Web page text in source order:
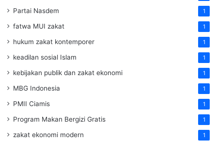
Partai Nasdem 1
fatwa MUI zakat 1
hukum zakat kontemporer 1
keadilan sosial Islam 1
kebijakan publik dan zakat ekonomi 1
MBG Indonesia 1
PMII Ciamis 1
Program Makan Bergizi Gratis 1
zakat ekonomi modern 1